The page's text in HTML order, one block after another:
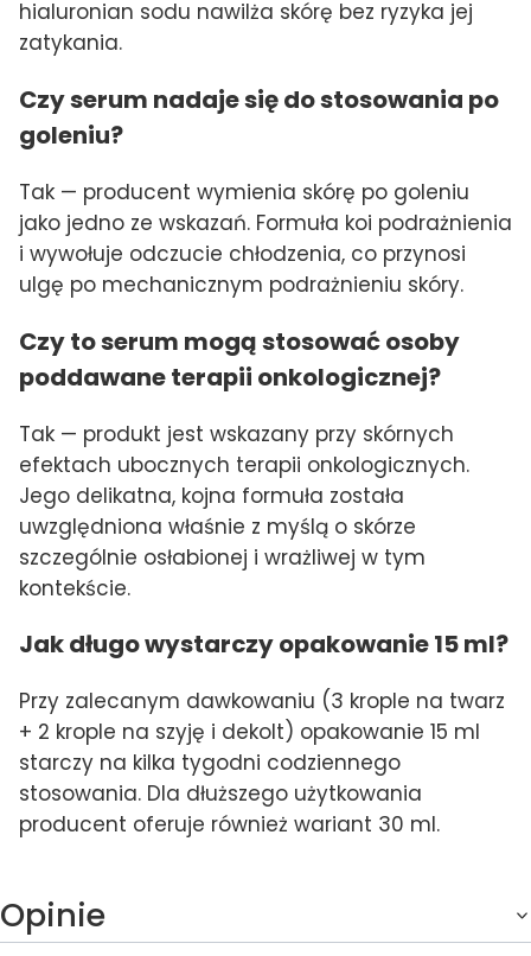
hialuronian sodu nawilża skórę bez ryzyka jej
zatykania.
Czy serum nadaje się do stosowania po
goleniu?
Tak — producent wymienia skórę po goleniu
jako jedno ze wskazań. Formuła koi podrażnienia
i wywołuje odczucie chłodzenia, co przynosi
ulgę po mechanicznym podrażnieniu skóry.
Czy to serum mogą stosować osoby
poddawane terapii onkologicznej?
Tak — produkt jest wskazany przy skórnych
efektach ubocznych terapii onkologicznych.
Jego delikatna, kojna formuła została
uwzględniona właśnie z myślą o skórze
szczególnie osłabionej i wrażliwej w tym
kontekście.
Jak długo wystarczy opakowanie 15 ml?
Przy zalecanym dawkowaniu (3 krople na twarz
+ 2 krople na szyję i dekolt) opakowanie 15 ml
starczy na kilka tygodni codziennego
stosowania. Dla dłuższego użytkowania
producent oferuje również wariant 30 ml.
Opinie